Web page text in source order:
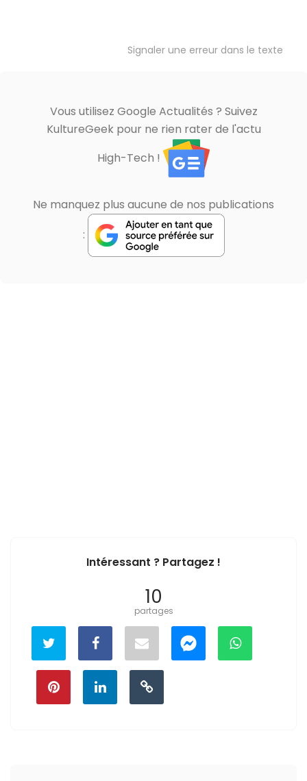
Signaler une erreur dans le texte
Vous utilisez Google Actualités ? Suivez
KultureGeek pour ne rien rater de l'actu
High-Tech !
Ne manquez plus aucune de nos publications
:
Intéressant ? Partagez !
10
partages